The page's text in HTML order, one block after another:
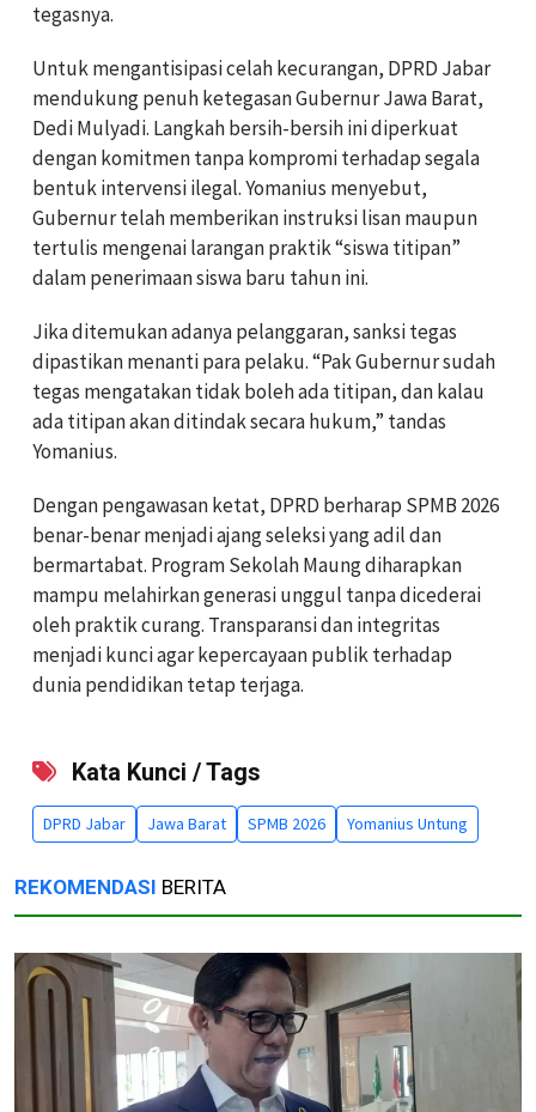
tegasnya.
Untuk mengantisipasi celah kecurangan, DPRD Jabar
mendukung penuh ketegasan Gubernur Jawa Barat,
Dedi Mulyadi. Langkah bersih-bersih ini diperkuat
dengan komitmen tanpa kompromi terhadap segala
bentuk intervensi ilegal. Yomanius menyebut,
Gubernur telah memberikan instruksi lisan maupun
tertulis mengenai larangan praktik “siswa titipan”
dalam penerimaan siswa baru tahun ini.
Jika ditemukan adanya pelanggaran, sanksi tegas
dipastikan menanti para pelaku. “Pak Gubernur sudah
tegas mengatakan tidak boleh ada titipan, dan kalau
ada titipan akan ditindak secara hukum,” tandas
Yomanius.
Dengan pengawasan ketat, DPRD berharap SPMB 2026
benar-benar menjadi ajang seleksi yang adil dan
bermartabat. Program Sekolah Maung diharapkan
mampu melahirkan generasi unggul tanpa dicederai
oleh praktik curang. Transparansi dan integritas
menjadi kunci agar kepercayaan publik terhadap
dunia pendidikan tetap terjaga.
Kata Kunci / Tags
DPRD Jabar Jawa Barat SPMB 2026 Yomanius Untung
REKOMENDASI BERITA